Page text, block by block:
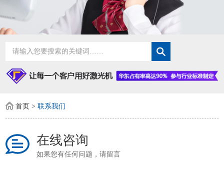
首页 >联系我们
在线咨询
如果您有任何问题，请留言